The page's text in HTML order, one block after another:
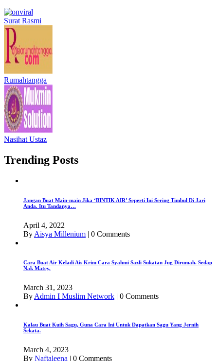
Surat Rasmi
Rumahtangga
Nasihat Ustaz
Trending Posts
Jangan Buat Main-main Jika ‘BINTIK AIR’ Seperti Ini Sering Timbul Di Jari
Anda. Itu Tandanya…
April 4, 2022
By Aisya Millenium | 0 Comments
Cara Buat Air Keladi Ais Krim Cara Syahmi Sazli Sukatan Jug Dirumah. Sedap
Nak Matey.
March 31, 2023
By Admin I Muslim Network | 0 Comments
Kalau Buat Kuih Sagu, Guna Cara Ini Untuk Dapatkan Sagu Yang Jernih
Sekata.
March 4, 2023
By Naftaleena | 0 Comments